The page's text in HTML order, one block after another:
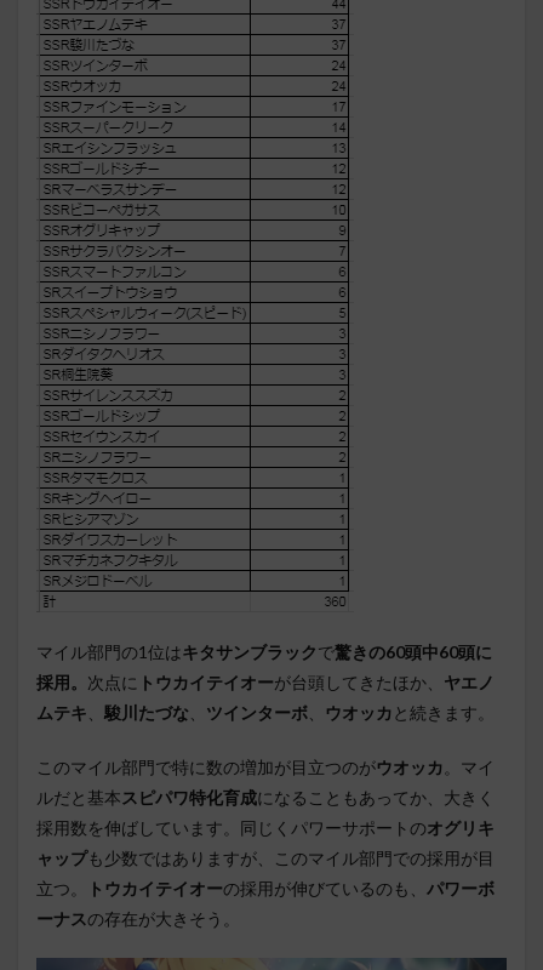
マイル部門の1位はキタサンブラックで驚きの60頭中60頭に
採用。 次点に トウカイテイオーが台頭してきたほか、 ヤエノ
ムテキ
駿川たづな ツインターボ ウオッカ と続きます。
このマイル部門で特に数の増加が目立つのがウオッカ 。マイ
ルだと基本スピパワ特化育成になることもあってか、大きく
採用数を伸ばしています。同じくパワーサポートのオグリキ
ャップも少数ではありますが、このマイル部門での採用が目
立つ。
トウカイテイオーの採用が伸びているのも、 パワーボ
ーナスの存在が大きそう。